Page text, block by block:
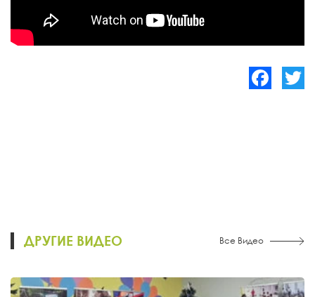
ДРУГИЕ ВИДЕО Все Видео